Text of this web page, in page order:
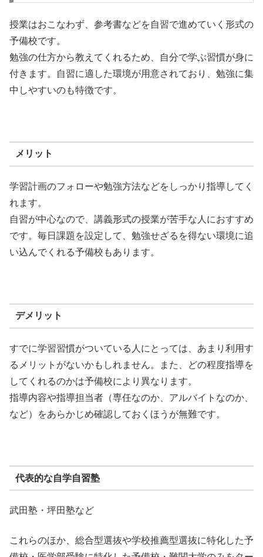
授業はおこなわず、参考書などを自習で進めていく形式の
予備校です。
勉強の仕方から教えてくれるため、自分で学ぶ習慣が身に
付きます。自習に適した環境が用意されており、勉強に集
中しやすいのも特徴です。
メリット
学習計画のフォローや勉強方法などをしっかり指導してく
れます。
自習が中心なので、講義形式の授業が苦手な人におすすめ
です。毎日課題を設定して、勉強せざるを得ない環境に追
い込んでくれる予備校もあります。
デメリット
すでに学習習慣がついている人にとっては、あまり利用す
るメリットがないかもしれません。また、どの程度指導を
してくれるのかは予備校により異なります。
指導内容や指導担当者（専任なのか、アルバイトなのか、
など）をあらかじめ確認しておくほうが無難です。
代表的な自学自習塾
武田塾・坪田塾など
これらのほか、総合型選抜や学校推薦型選抜に特化した予